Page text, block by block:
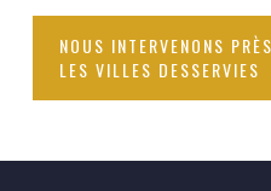
NOUS INTERVENONS
LES VILLES DESSERVIES